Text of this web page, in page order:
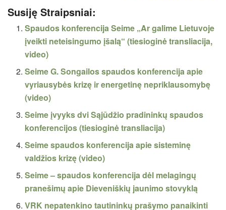
Susiję Straipsniai:
Spaudos konferencija Seime „Ar galime Lietuvoje
įveikti neteisingumo įšalą“ (tiesioginė transliacija,
video)
Seime G. Songailos spaudos konferencija apie
vyriausybės krizę ir energetinę nepriklausomybę
(video)
Seime įvyyks dvi Sąjūdžio pradininkų spaudos
konferencijos (tiesioginė transliacija)
Seime spaudos konferencija apie sisteminę
valdžios krizę (video)
Seime – spaudos konferencija dėl melagingų
pranešimų apie Dieveniškių jaunimo stovyklą
VRK nepatenkino tautininkų prašymo panaikinti